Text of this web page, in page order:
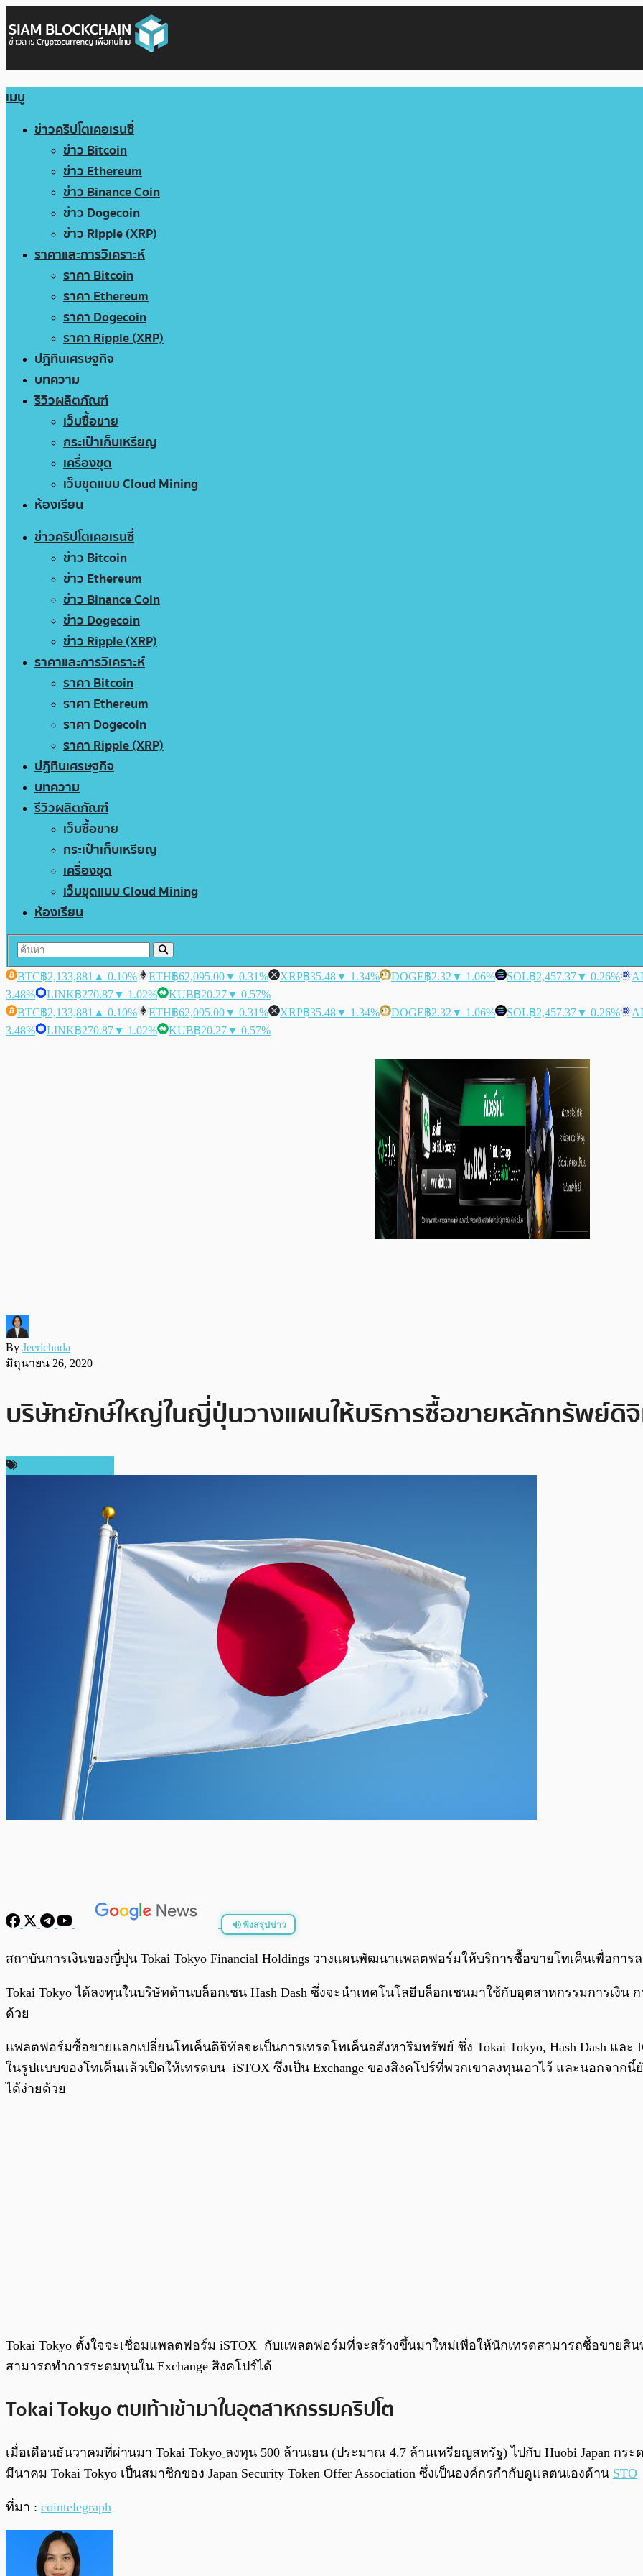
เมนู
ข่าวคริปโตเคอเรนซี่
ข่าว Bitcoin
ข่าว Ethereum
ข่าว Binance Coin
ข่าว Dogecoin
ข่าว Ripple (XRP)
ราคาและการวิเคราะห์
ราคา Bitcoin
ราคา Ethereum
ราคา Dogecoin
ราคา Ripple (XRP)
ปฏิทินเศรษฐกิจ
บทความ
รีวิวผลิตภัณฑ์
เว็บซื้อขาย
กระเป๋าเก็บเหรียญ
เครื่องขุด
เว็บขุดแบบ Cloud Mining
ห้องเรียน
ข่าวคริปโตเคอเรนซี่
ข่าว Bitcoin
ข่าว Ethereum
ข่าว Binance Coin
ข่าว Dogecoin
ข่าว Ripple (XRP)
ราคาและการวิเคราะห์
ราคา Bitcoin
ราคา Ethereum
ราคา Dogecoin
ราคา Ripple (XRP)
ปฏิทินเศรษฐกิจ
บทความ
รีวิวผลิตภัณฑ์
เว็บซื้อขาย
กระเป๋าเก็บเหรียญ
เครื่องขุด
เว็บขุดแบบ Cloud Mining
ห้องเรียน
BTC฿2,133,881 ▲ 0.10% ETH฿62,095.00▼ 0.31% XRP฿35.48▼ 1.34% DOGE฿2.32 ▼ 1.06% SOL฿2,457.37▼ 0.26%
3.48%
LINK฿270.87▼ 1.02% KUB฿20.27▼ 0.57%
BTC฿2,133,881 ▲ 0.10% ETH฿62,095.00▼ 0.31% XRP฿35.48▼ 1.34% DOGE฿2.32 ▼ 1.06% SOL฿2,457.37▼ 0.26%
3.48%
LINK฿270.87▼ 1.02% KUB฿20.27▼ 0.57%
By Jeerichuda
มิถุนายน 26, 2020
บริษัทยักษ์ใหญ่ในญี่ปุ่นวางแผนให้บริการซื้อขายหลักทรัพย์ดิ
ฟังสรุปข่าว
พร้อมเล่น
สถาบันการเงินของญี่ปุ่น Tokai Tokyo Financial Holdings วางแผนพัฒนาแพลตฟอร์มให้บริการซื้อขายโทเค็นเพื่อกา
Tokai Tokyo ได้ลงทุนในบริษัทด้านบล็อกเชน Hash Dash ซึ่งจะนำเทคโนโลยีบล็อกเชนมาใช้กับอุตสาหกรรมการเงิ
ด้วย
แพลตฟอร์มซื้อขายแลกเปลี่ยนโทเค็นดิจิทัลจะเป็นการเทรดโทเค็นอสังหาริมทรัพย์ ซึ่ง Tokai Tokyo, Hash Dash แล
ในรูปแบบของโทเค็นแล้วเปิดให้เทรดบน iSTOX ซึ่งเป็น Exchange ของสิงคโปร์ที่พวกเขาลงทุนเอาไว้ และนอกจาก
ได้ง่ายด้วย
Tokai Tokyo ตั้งใจจะเชื่อมแพลตฟอร์ม iSTOX กับแพลตฟอร์มที่จะสร้างขึ้นมาใหม่เพื่อให้นักเทรดสามารถซื้อขายสิ
สามารถทำการระดมทุนใน Exchange สิงคโปร์ได้
Tokai Tokyo ตบเท้าเข้ามาในอุตสาหกรรมคริปโต
เมื่อเดือนธันวาคมที่ผ่านมา Tokai Tokyo ลงทุน 500 ล้านเยน (ประมาณ 4.7 ล้านเหรียญสหรัฐ) ไปกับ Huobi Japan
มีนาคม Tokai Tokyo เป็นสมาชิกของ Japan Security Token Offer Association ซึ่งเป็นองค์กรกำกับดูแลตนเองด้าน STO
ที่มา : cointelegraph